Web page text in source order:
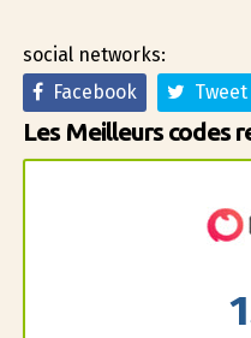
social networks:
Facebook
Tweet
Les Meilleurs codes